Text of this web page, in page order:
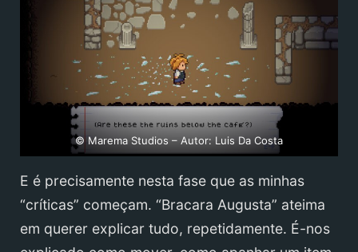
© Marema Studios – Autor: Luis Da Costa
E é precisamente nesta fase que as minhas
“críticas” começam. “Bracara Augusta” ateima
em querer explicar tudo, repetidamente. É-nos